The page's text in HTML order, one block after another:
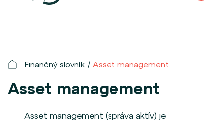
Finančný slovník Asset management
Asset management
Asset management (správa aktív) je